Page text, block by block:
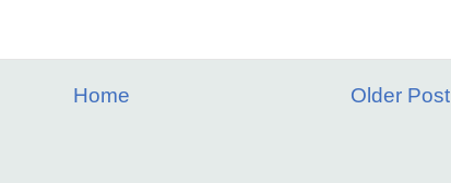
Older Post
Home